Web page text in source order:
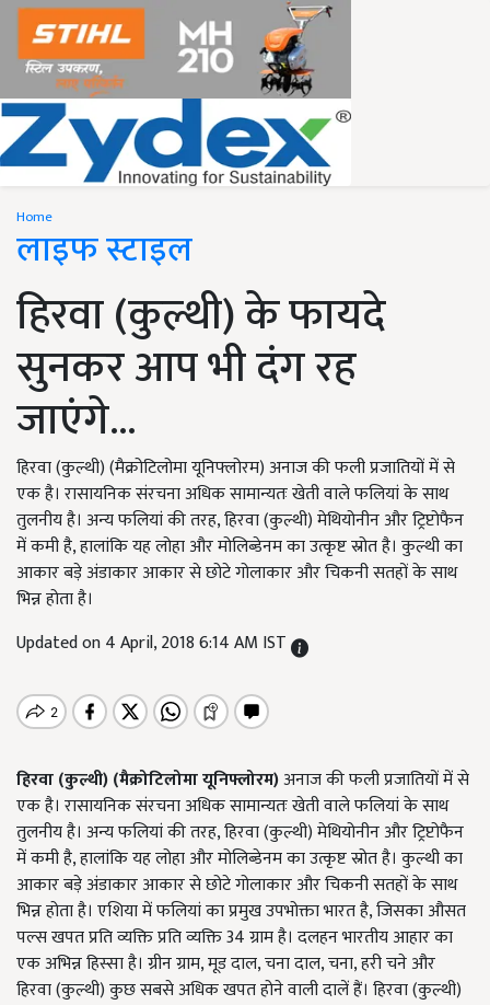
Home
लाइफ स्टाइल
हिरवा (कुल्थी) के फायदे
सुनकर आप भी दंग रह
जाएंगे...
हिरवा (कुल्थी) (मैक्रोटिलोमा यूनिफ्लोरम) अनाज की फली प्रजातियों में से
एक है। रासायनिक संरचना अधिक सामान्यतः खेती वाले फलियां के साथ
तुलनीय है। अन्य फलियां की तरह, हिरवा (कुल्थी) मेथियोनीन और ट्रिप्टोफैन
में कमी है, हालांकि यह लोहा और मोलिब्डेनम का उत्कृष्ट स्रोत है। कुल्थी का
आकार बड़े अंडाकार आकार से छोटे गोलाकार और चिकनी सतहों के साथ
भिन्न होता है।
Updated on 4 April, 2018 6:14 AM IST
हिरवा (कुल्थी) (मैक्रोटिलोमा यूनिफ्लोरम)अनाज की फली प्रजातियों में से
एक है। रासायनिक संरचना अधिक सामान्यतः खेती वाले फलियां के साथ
तुलनीय है। अन्य फलियां की तरह, हिरवा (कुल्थी) मेथियोनीन और ट्रिप्टोफैन
में कमी है, हालांकि यह लोहा और मोलिब्डेनम का उत्कृष्ट स्रोत है। कुल्थी का
आकार बड़े अंडाकार आकार से छोटे गोलाकार और चिकनी सतहों के साथ
भिन्न होता है। एशिया में फलियां का प्रमुख उपभोक्ता भारत है, जिसका औसत
पल्स खपत प्रति व्यक्ति प्रति व्यक्ति 34 ग्राम है। दलहन भारतीय आहार का
एक अभिन्न हिस्सा है। ग्रीन ग्राम, मूड दाल, चना दाल, चना, हरी चने और
हिरवा (कुल्थी) कुछ सबसे अधिक खपत होने वाली दालें हैं। हिरवा (कुल्थी)